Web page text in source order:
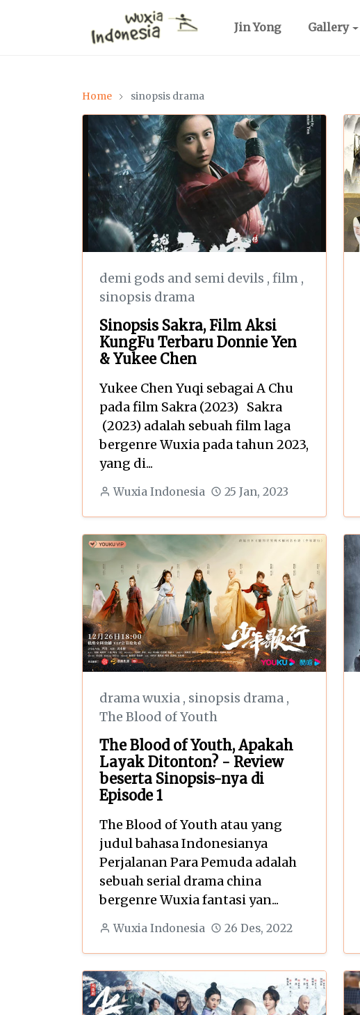
Jin Yong Gallery
Home sinopsis drama
demi gods and semi devils , film ,
sinopsis drama
Sinopsis Sakra, Film Aksi
KungFu Terbaru Donnie Yen
& Yukee Chen
Yukee Chen Yuqi sebagai A Chu
pada film Sakra (2023) Sakra
(2023) adalah sebuah film laga
bergenre Wuxia pada tahun 2023,
yang di...
Wuxia Indonesia 25 Jan, 2023
drama wuxia , sinopsis drama ,
The Blood of Youth
The Blood of Youth, Apakah
Layak Ditonton? - Review
beserta Sinopsis-nya di
Episode 1
The Blood of Youth atau yang
judul bahasa Indonesianya
Perjalanan Para Pemuda adalah
sebuah serial drama china
bergenre Wuxia fantasi yan...
Wuxia Indonesia 26 Des, 2022